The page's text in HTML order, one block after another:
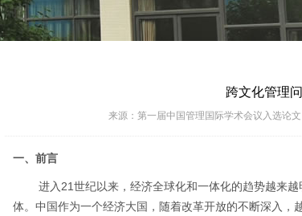
跨文化管理
来源：第一届中国管理国际学术会议入选
一、前言
进入21世纪以来，经济全球化和一体化的趋势越来越
体。中国作为一个经济大国，随着改革开放的不断深入